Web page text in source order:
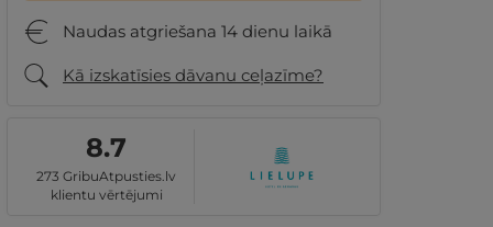
Naudas atgriešana 14 dienu laikā
Kā izskatīsies dāvanu ceļazīme?
8.7
273 GribuAtpusties.lv
klientu vērtējumi